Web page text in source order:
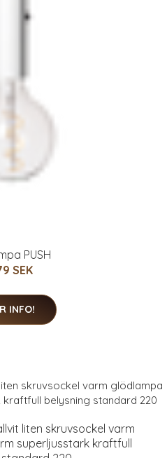
PUSH
SEK
INFO!
liten skruvsockel varm
superljusstark kraftfull